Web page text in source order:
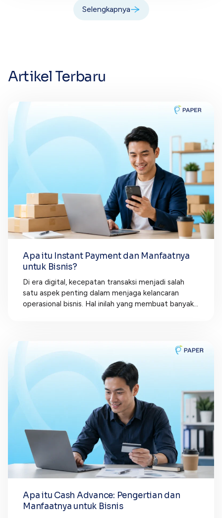
Selengkapnya
Artikel Terbaru
Apa itu Instant Payment dan Manfaatnya
untuk Bisnis?
Di era digital, kecepatan transaksi menjadi salah
satu aspek penting dalam menjaga kelancaran
operasional bisnis. Hal inilah yang membuat banyak...
Apa itu Cash Advance: Pengertian dan
Manfaatnya untuk Bisnis